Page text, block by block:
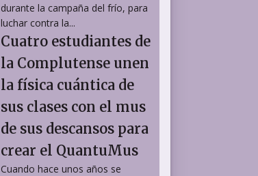
durante la campaña del frío, para
luchar contra la...
Cuatro estudiantes de
la Complutense unen
la física cuántica de
sus clases con el mus
de sus descansos para
crear el QuantuMus
Cuando hace unos años se